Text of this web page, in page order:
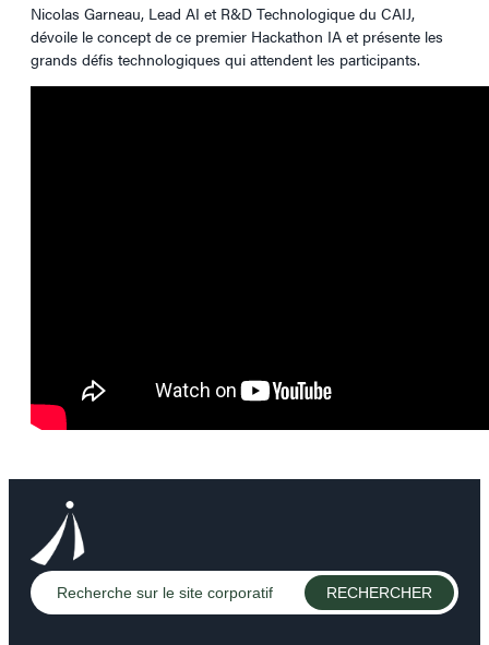
Nicolas Garneau, Lead AI et R&D Technologique du CAIJ,
dévoile le concept de ce premier Hackathon IA et présente les
grands défis technologiques qui attendent les participants.